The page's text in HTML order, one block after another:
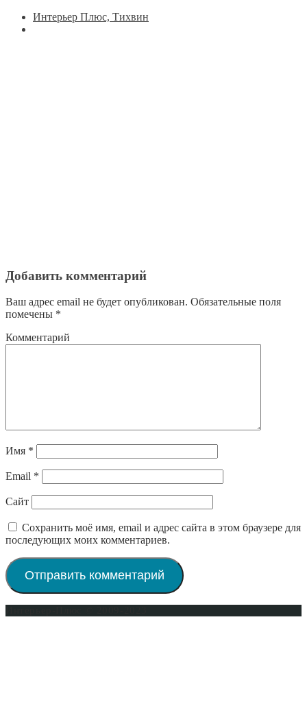
Интерьер Плюс, Тихвин
Добавить комментарий
Ваш адрес email не будет опубликован. Обязательные поля
помечены *
Комментарий
Имя *
Email *
Сайт
Сохранить моё имя, email и адрес сайта в этом браузере для
последующих моих комментариев.